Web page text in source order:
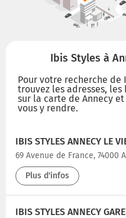
Ibis Styles à
Pour votre recherche de
trouvez les adresses,
sur la carte de Annecy
vous y rendre.
IBIS STYLES ANNECY LE
69 Avenue de France, 74000
Plus d'infos
IBIS STYLES ANNECY